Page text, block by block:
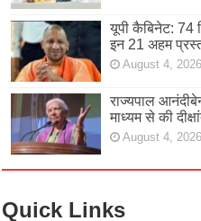
यूपी कैबिनेट: 74
इन 21 अहम
August 4, 2026
राज्यपाल
माध्यम से की
August 4, 2026
Quick Links